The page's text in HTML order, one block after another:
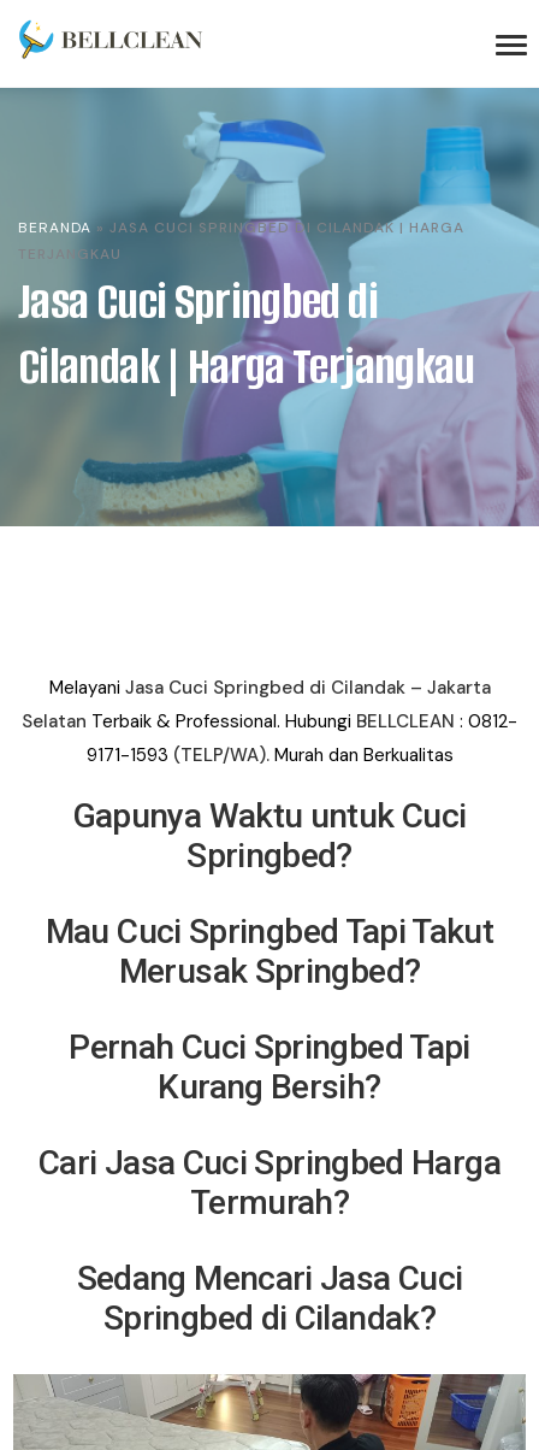
BERANDA » JASA CUCI SPRINGBED DI CILANDAK | HARGA
TERJANGKAU
Jasa Cuci Springbed di
Cilandak | Harga Terjangkau
Melayani Jasa Cuci Springbed di Cilandak – Jakarta
Selatan Terbaik & Professional. Hubungi BELLCLEAN : 0812-
9171-1593 (TELP/WA).Murah dan Berkualitas
Gapunya Waktu untuk Cuci
Springbed?
Mau Cuci Springbed Tapi Takut
Merusak Springbed?
Pernah Cuci Springbed Tapi
Kurang Bersih?
Cari Jasa Cuci Springbed Harga
Termurah?
Sedang Mencari Jasa Cuci
Springbed di Cilandak?